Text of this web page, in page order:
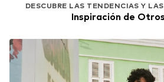
DESCUBRE LAS TENDENCIAS Y
Inspiración de